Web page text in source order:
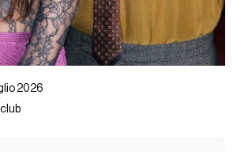
2026